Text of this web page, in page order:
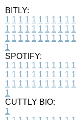
BITLY:
1 1 1 1 1 1 1 1 1 1 1
1 1 1 1 1 1 1 1 1 1 1
1 1 1 1 1 1 1 1 1 1 1
1
SPOTIFY:
1 1 1 1 1 1 1 1 1 1 1
1 1 1 1 1 1 1 1 1 1 1
1 1 1 1 1 1 1 1 1 1 1
1
CUTTLY BIO:
1